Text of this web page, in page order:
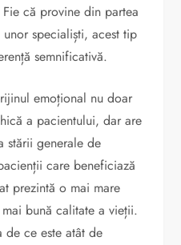
că provine din partea
specialiști, acest tip
semnificativă.
emoțional nu doar
a pacientului, dar are
stării generale de
care beneficiază
prezintă o mai mare
bună calitate a vieții.
de ce este atât de